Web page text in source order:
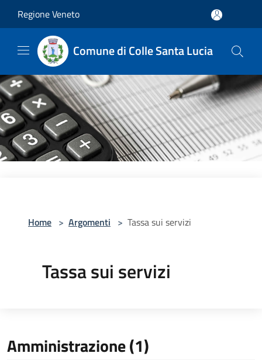
Regione Veneto
Comune di Colle Santa Lucia
Home > Argomenti > Tassa sui servizi
Tassa sui servizi
Amministrazione (1)